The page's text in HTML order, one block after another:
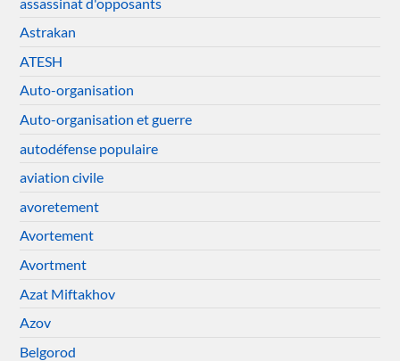
Astrakan
ATESH
Auto-organisation
Auto-organisation et guerre
autodéfense populaire
aviation civile
avoretement
Avortement
Avortment
Azat Miftakhov
Azov
Belgorod